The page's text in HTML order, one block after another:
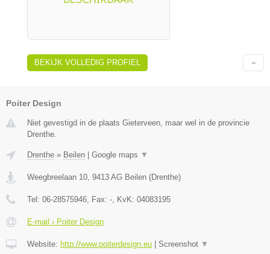
BEKIJK VOLLEDIG PROFIEL
Poiter Design
Niet gevestigd in de plaats Gieterveen, maar wel in de provincie
Drenthe.
Drenthe » Beilen Google maps ▼
Weegbreelaan 10, 9413 AG Beilen (Drenthe)
Tel: 06-28575946, Fax: -, KvK: 04083195
E-mail › Poiter Design
Website: http://www.poiterdesign.eu Screenshot ▼